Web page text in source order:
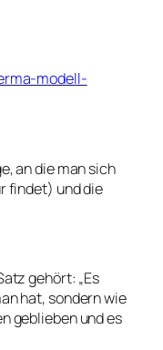
modell-
an die man sich
findet) und die
gehört: „Es
hat, sondern wie
geblieben und es